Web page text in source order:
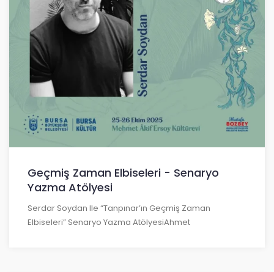
Geçmiş Zaman Elbiseleri - Senaryo
Yazma Atölyesi
Serdar Soydan Ile “Tanpınar’ın Geçmiş Zaman
Elbiseleri” Senaryo Yazma AtölyesiAhmet